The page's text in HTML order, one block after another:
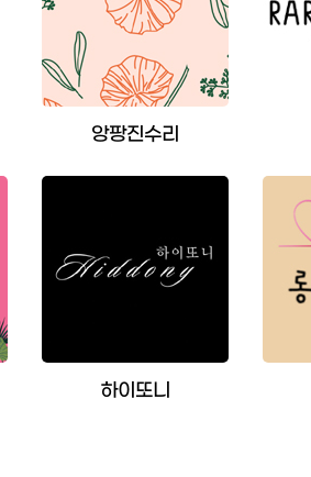
앙팡진수리
하이또니